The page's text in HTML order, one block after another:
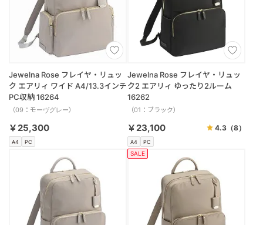
A4 PC
Jewelna Rose フレイヤ・リュッ
ク エアリィ ワイド A4/13.3インチ
PC収納 16264
（09：モーヴグレー）
￥25,300
A4 PC
Jewelna Rose フレイヤ・リュッ
ク2 エアリィ ゆったり2ルーム
16262
（01：ブラック）
￥23,100 4.3 （8）
SALE